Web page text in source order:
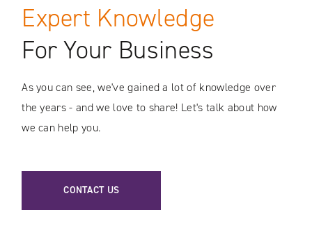
Expert Knowledge
For Your Business
As you can see, we've gained a lot of knowledge over
the years - and we love to share! Let's talk about how
we can help you.
CONTACT US